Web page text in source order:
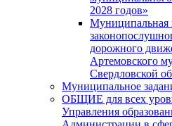
2028 годов»
Муниципальная
дорожного
Артемовского
Свердловской
Муниципальное
ОБЩИЕ для всех
Управления